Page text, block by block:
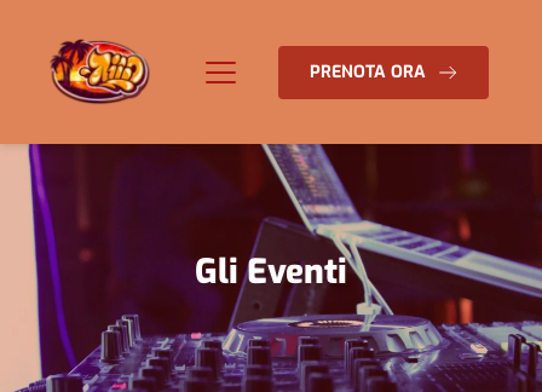
PRENOTA ORA
Gli Eventi